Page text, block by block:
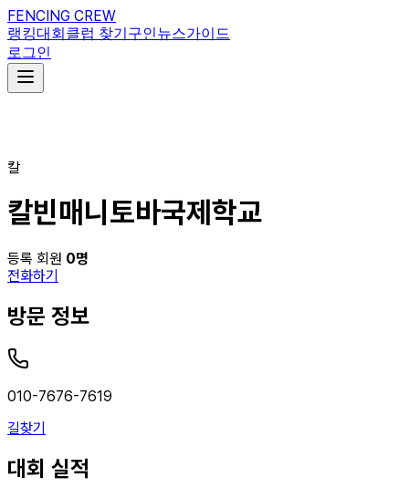
FENCING CREW
랭킹대회 클럽 찾기 구인뉴스가이드
로그인
칼
칼빈매니토바국제학교
등록 회원 0명
전화하기
방문 정보
010-7676-7619
길찾기
대회 실적